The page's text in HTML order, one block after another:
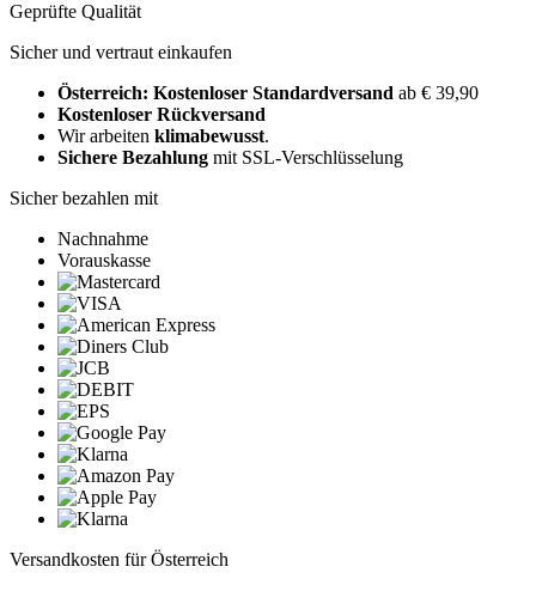
Geprüfte Qualität
Sicher und vertraut einkaufen
Österreich: Kostenloser Standardversand ab € 39,90
Kostenloser Rückversand
Wir arbeiten klimabewusst.
Sichere Bezahlung mit SSL-Verschlüsselung
Sicher bezahlen mit
Nachnahme
Vorauskasse
Versandkosten für Österreich